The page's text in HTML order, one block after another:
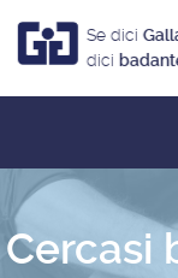
Se dici
dici
Cercasi